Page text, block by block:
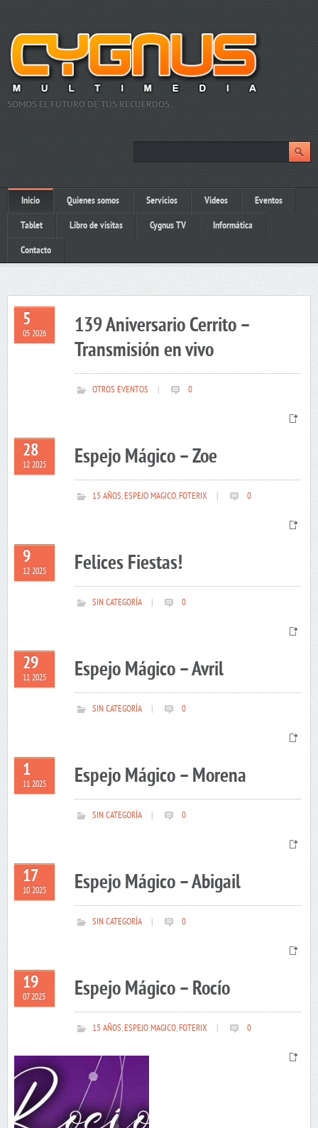
SOMOS EL FUTURO DE TUS RECUERDOS…
Inicio Quienes somos Servicios Videos Eventos
Tablet Libro de visitas Cygnus TV Informática
Contacto
5
05 2026
139 Aniversario Cerrito –
Transmisión en vivo
OTROS EVENTOS 0
28
12 2025 Espejo Mágico – Zoe
15 AÑOS,ESPEJO MAGICO,FOTERIX 0
9
12 2025 Felices Fiestas!
SIN CATEGORÍA 0
29
11 2025 Espejo Mágico – Avril
SIN CATEGORÍA 0
1
11 2025 Espejo Mágico – Morena
SIN CATEGORÍA 0
17
10 2025 Espejo Mágico – Abigail
SIN CATEGORÍA 0
19
07 2025 Espejo Mágico – Rocío
15 AÑOS,ESPEJO MAGICO,FOTERIX 0